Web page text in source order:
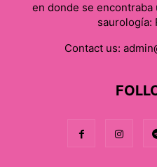
en donde se encontraba
saurología:
Contact us: